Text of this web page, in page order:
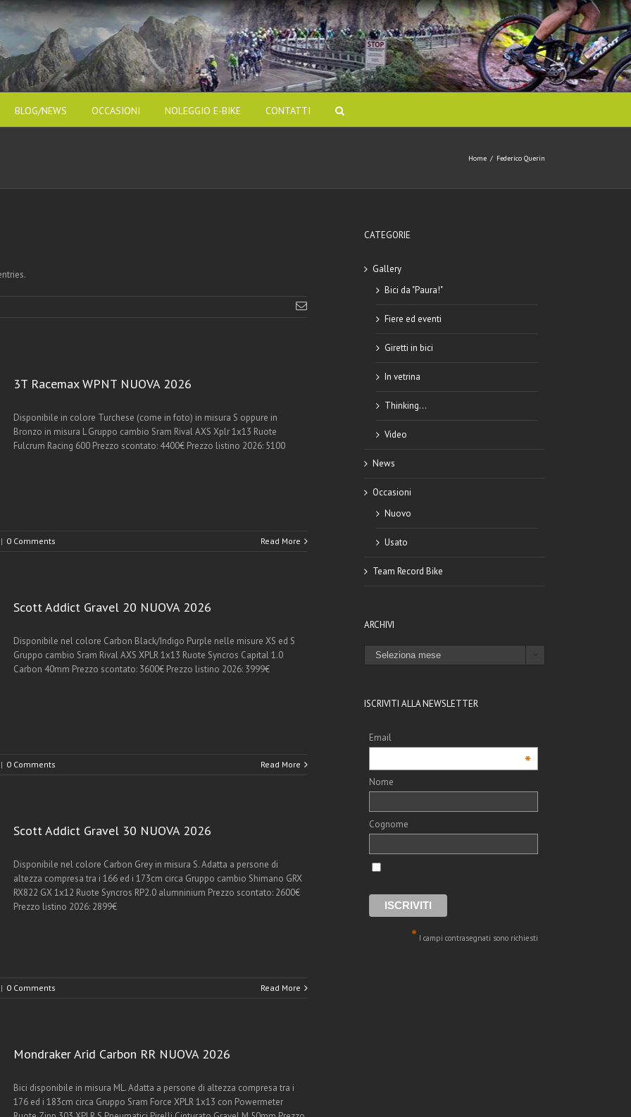
BLOG/NEWS OCCASIONI NOLEGGIO E-BIKE CONTATTI
Home / Federico Querin
Email
3T Racemax WPNT NUOVA 2026
Disponibile in colore Turchese (come in foto) in misura S oppure in
Bronzo in misura L Gruppo cambio Sram Rival AXS Xplr 1x13 Ruote
Fulcrum Racing 600 Prezzo scontato: 4400€ Prezzo listino 2026: 5100
| 0 Comments Read More
Scott Addict Gravel 20 NUOVA 2026
Disponibile nel colore Carbon Black/Indigo Purple nelle misure XS ed S
Gruppo cambio Sram Rival AXS XPLR 1x13 Ruote Syncros Capital 1.0
Carbon 40mm Prezzo scontato: 3600€ Prezzo listino 2026: 3999€
| 0 Comments Read More
Scott Addict Gravel 30 NUOVA 2026
Disponibile nel colore Carbon Grey in misura S. Adatta a persone di
altezza compresa tra i 166 ed i 173cm circa Gruppo cambio Shimano GRX
RX822 GX 1x12 Ruote Syncros RP2.0 alumninium Prezzo scontato: 2600€
Prezzo listino 2026: 2899€
| 0 Comments Read More
Mondraker Arid Carbon RR NUOVA 2026
Bici disponibile in misura ML. Adatta a persone di altezza compresa tra i
176 ed i 183cm circa Gruppo Sram Force XPLR 1x13 con Powermeter
CATEGORIE
Gallery
Bici da "Paura!"
Fiere ed eventi
Giretti in bici
In vetrina
Thinking…
Video
News
Occasioni
Nuovo
Usato
Team Record Bike
ARCHIVI
ARCHIVI
ISCRIVITI ALLA NEWSLETTER
Email
*
Nome
Cognome
* I campi contrasegnati sono richiesti